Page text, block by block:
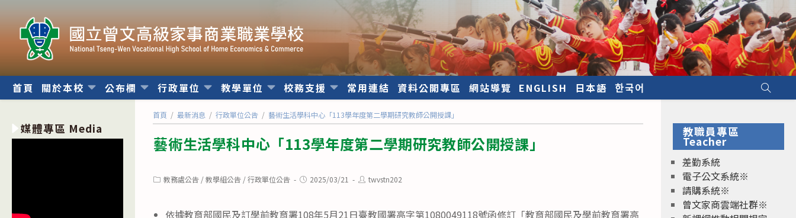
內
首頁 關於本校 公布欄 行政單位 教學單位 校務支援 常用連結 資料公開專區 網站導覽 ENGLISH 日本語 한국어
首頁 / 最新消息 / 行政單位公告 / 藝術生活學科中心「113學年度第二學期研究教師公開授課」
藝術生活學科中心「113學年度第二學期研究教師公開授課」
Post教務處公告 / 教學組公告 / 行政單位公告
Post2025/03/21
Posttwvstn202
依據教育部國民及訂學前教育署108年5月21日臺教國署高字第1080049118號函修訂「教育部國民及學前教育署高
媒體專區 Media 教職員專區
Teacher
差勤系統
電子公文系統※
請購系統※
曾文家商雲端社群※